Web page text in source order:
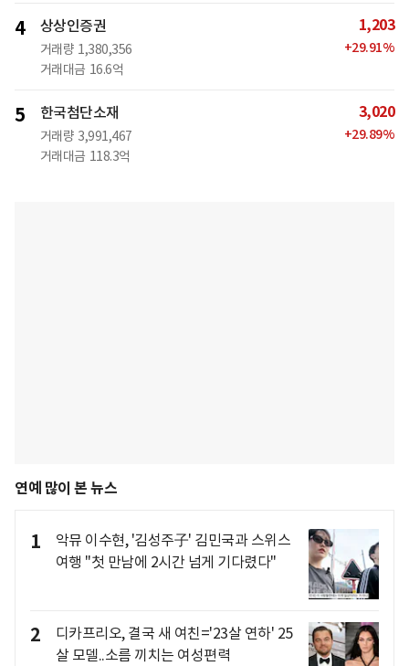
4 상상인증권
거래량 1,380,356
거래대금 16.6억
1,203
+29.91%
5 한국첨단소재
거래량 3,991,467
거래대금 118.3억
3,020
+29.89%
연예 많이 본 뉴스
1
악뮤 이수현, '김성주子' 김민국과 스위스
여행 "첫 만남에 2시간 넘게 기다렸다"
2
디카프리오, 결국 새 여친='23살 연하' 25
살 모델..소름 끼치는 여성편력